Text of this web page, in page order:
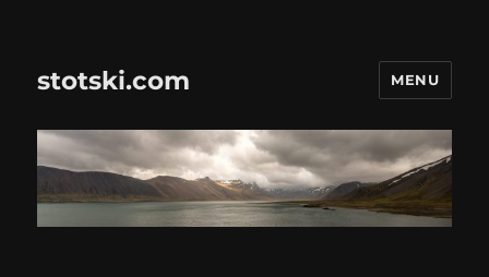
stotski.com MENU